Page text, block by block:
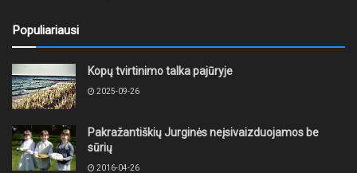
Populiariausi
Kopų tvirtinimo talka pajūryje
2025-09-26
Pakražantiškių Jurginės neįsivaizduojamos be
sūrių
2016-04-26